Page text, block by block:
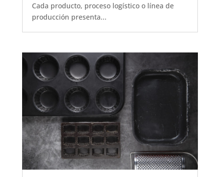
Cada producto, proceso logístico o línea de
producción presenta...